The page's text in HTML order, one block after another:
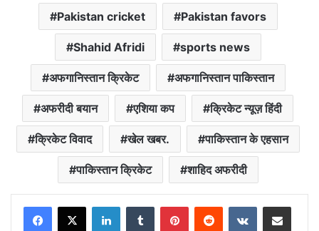
Pakistan cricket Pakistan favors
Shahid Afridi sports news
अफगानिस्तान क्रिकेट अफगानिस्तान पाकिस्तान
अफरीदी बयान एशिया कप क्रिकेट न्यूज़ हिंदी
क्रिकेट विवाद खेल खबर. पाकिस्तान के एहसान
पाकिस्तान क्रिकेट शाहिद अफरीदी
LinkedInTumblr PinterestReddit VKontakteShare via Email